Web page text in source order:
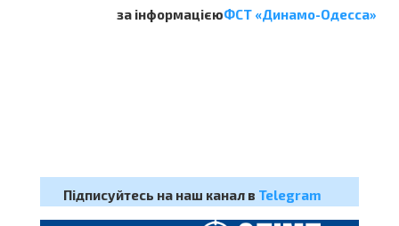
за інформацієюФСТ «Динамо-Одесса»
Підписуйтесь на наш канал в Telegram